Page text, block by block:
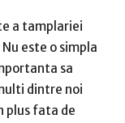
a tamplariei
este o simpla
sa
dintre noi
plus fata de